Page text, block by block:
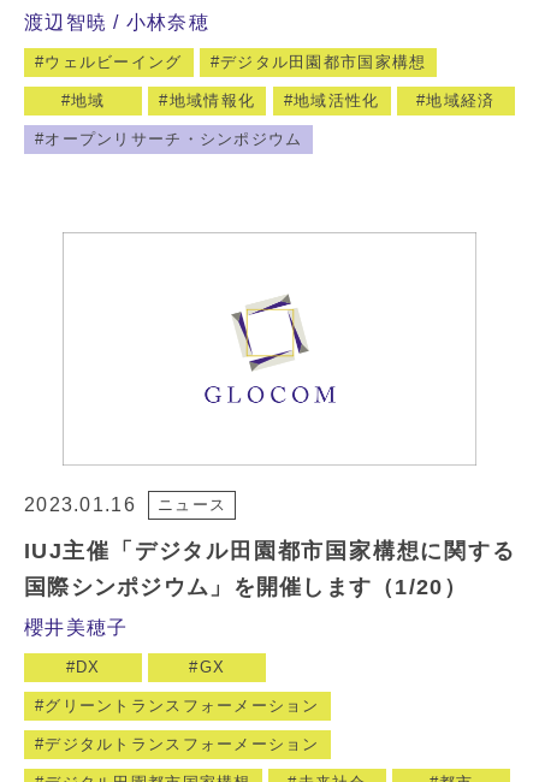
渡辺智暁 小林奈穂
ウェルビーイング デジタル田園都市国家構想
地域 地域情報化 地域活性化 地域経済
オープンリサーチ・シンポジウム
2023.01.16 ニュース
IUJ主催「デジタル田園都市国家構想に関する
国際シンポジウム」を開催します（1/20）
櫻井美穂子
DX GX
グリーントランスフォーメーション
デジタルトランスフォーメーション